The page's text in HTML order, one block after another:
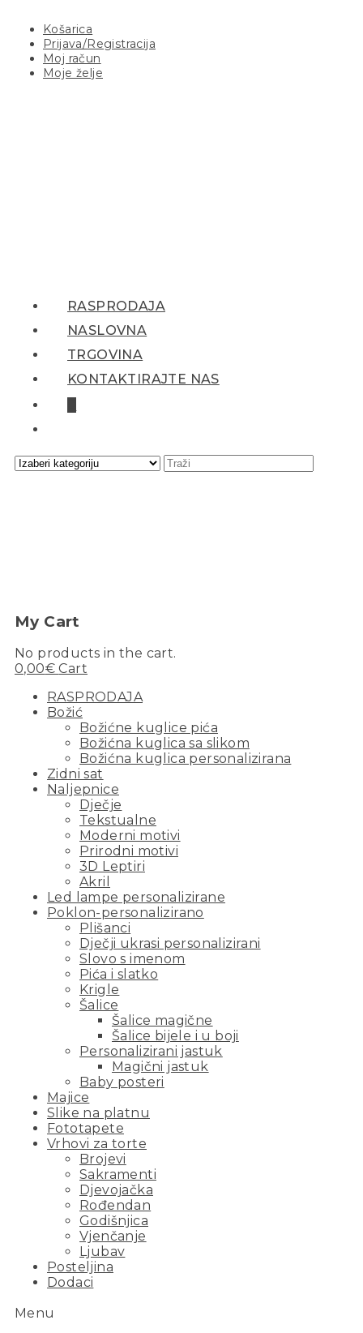
Košarica
Prijava/Registracija
Moj račun
Moje želje
RASPRODAJA
NASLOVNA
TRGOVINA
KONTAKTIRAJTE NAS
My Cart
No products in the cart.
0,00€ Cart
RASPRODAJA
Božić
Božićne kuglice pića
Božićna kuglica sa slikom
Božićna kuglica personalizirana
Zidni sat
Naljepnice
Dječje
Tekstualne
Moderni motivi
Prirodni motivi
3D Leptiri
Akril
Led lampe personalizirane
Poklon-personalizirano
Plišanci
Dječji ukrasi personalizirani
Slovo s imenom
Pića i slatko
Krigle
Šalice
Šalice magične
Šalice bijele i u boji
Personalizirani jastuk
Magični jastuk
Baby posteri
Majice
Slike na platnu
Fototapete
Vrhovi za torte
Brojevi
Sakramenti
Djevojačka
Rođendan
Godišnjica
Vjenčanje
Ljubav
Posteljina
Dodaci
Menu